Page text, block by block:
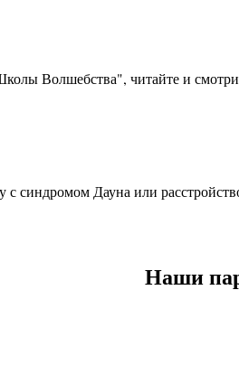
Волшебства", читайте и
синдромом Дауна или
Наши